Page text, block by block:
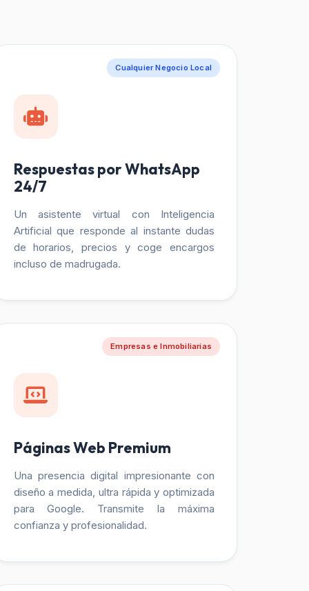
Cualquier Negocio Local
Respuestas por WhatsApp
24/7
Un asistente virtual con Inteligencia
Artificial que responde al instante dudas
de horarios, precios y coge encargos
incluso de madrugada.
Empresas e Inmobiliarias
Páginas Web Premium
Una presencia digital impresionante con
diseño a medida, ultra rápida y optimizada
para Google. Transmite la máxima
confianza y profesionalidad.